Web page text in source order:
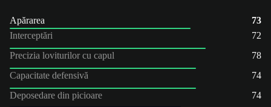
Apărarea
73
Interceptări
72
Precizia loviturilor cu capul
78
Capacitate defensivă
74
Deposedare din picioare
74